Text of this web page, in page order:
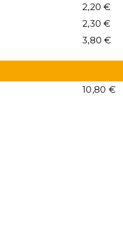
2,20 €
2,30 €
3,80 €
10,80 €